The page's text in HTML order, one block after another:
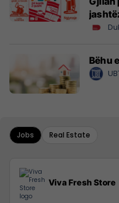
Bëhu
Jobs Real Estate
Viva Fresh Store